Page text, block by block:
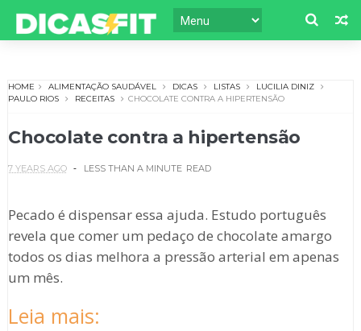
HOME ALIMENTAÇÃO SAUDÁVEL DICAS LISTAS
LUCILIA DINIZ
PAULO RIOS
RECEITAS CHOCOLATE CONTRA A HIPERTENSÃO
Chocolate contra a hipertensão
7 YEARS AGO LESS THAN A MINUTE READ
Pecado é dispensar essa ajuda. Estudo português
revela que comer um pedaço de chocolate amargo
todos os dias melhora a pressão arterial em apenas
um mês.
Leia mais: